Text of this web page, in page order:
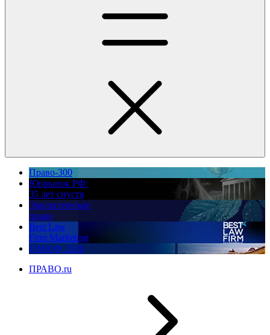
Право-300
Юррынок РФ:
35 лет спустя
Экологическое
право
Best Law
Firm Marketing
ПМЮФ 2026
ПРАВО.ru